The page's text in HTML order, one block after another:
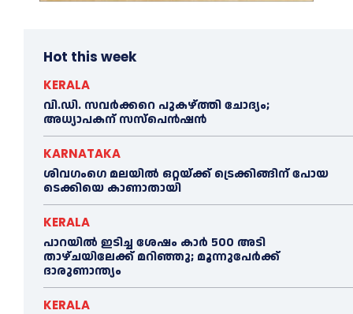
Hot this week
KERALA
വി.ഡി. സവർക്കറെ പുകഴ്ത്തി ചോദ്യം;
അധ്യാപകന് സസ്പെൻഷൻ
KARNATAKA
ശിവഗംഗെ മലയിൽ ഒറ്റയ്ക്ക് ട്രെക്കിങ്ങിന് പോയ
ടെക്കിയെ കാണാതായി
KERALA
പാറയിൽ ഇടിച്ച ശേഷം കാർ 500 അടി
താഴ്ചയിലേക്ക് മറിഞ്ഞു; മൂന്നുപേർക്ക്
ദാരുണാന്ത്യം
KERALA